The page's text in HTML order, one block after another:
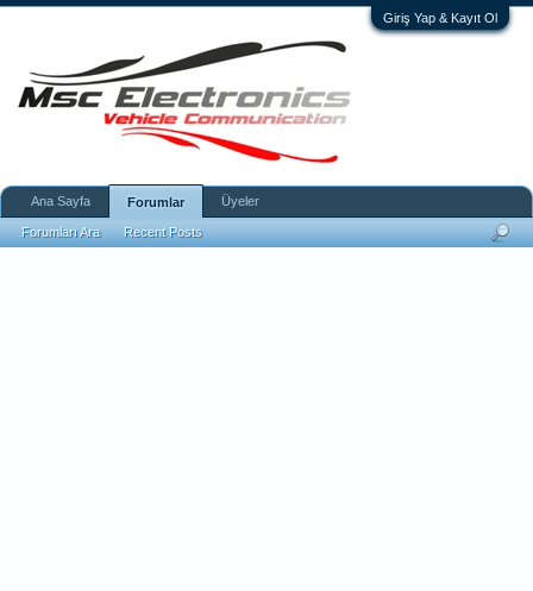
Giriş Yap & Kayıt Ol
Ana Sayfa Forumlar
Forumları Ara Recent Posts
Üyeler